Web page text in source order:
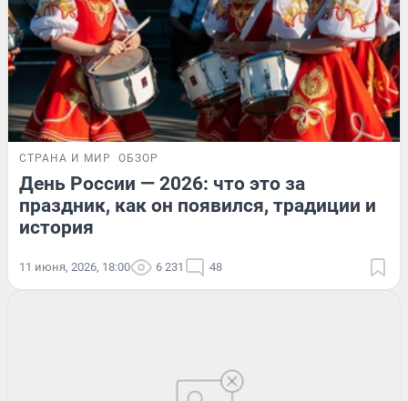
СТРАНА И МИР ОБЗОР
День России — 2026: что это за
праздник, как он появился, традиции и
история
11 июня, 2026, 18:00 6 231 48